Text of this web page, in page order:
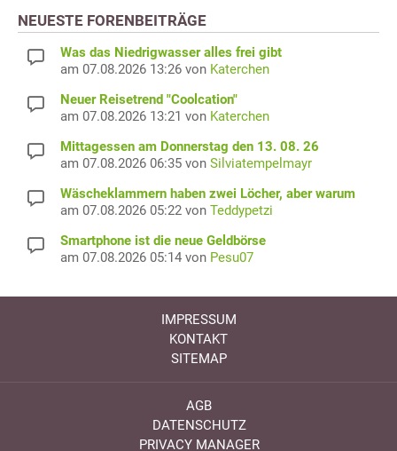
NEUESTE FORENBEITRÄGE
Was das Niedrigwasser alles frei gibt
am 07.08.2026 13:26 von Katerchen
Neuer Reisetrend "Coolcation"
am 07.08.2026 13:21 von Katerchen
Mittagessen am Donnerstag den 13. 08. 26
am 07.08.2026 06:35 von Silviatempelmayr
Wäscheklammern haben zwei Löcher, aber warum
am 07.08.2026 05:22 von Teddypetzi
Smartphone ist die neue Geldbörse
am 07.08.2026 05:14 von Pesu07
IMPRESSUM
KONTAKT
SITEMAP
AGB
DATENSCHUTZ
PRIVACY MANAGER